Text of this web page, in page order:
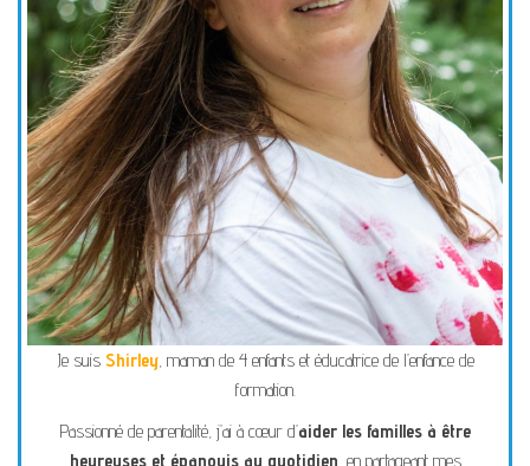
Je suis Shirley, maman de 4 enfants et éducatrice de l’enfance de
formation.
Passionné de parentalité, j’ai à cœur d’aider les familles à être
heureuses et épanouis au quotidien, en partageant mes